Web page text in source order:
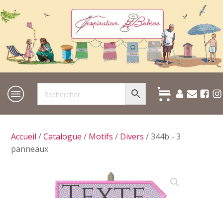
Accueil /Catalogue / Motifs / Divers / 344b - 3
panneaux